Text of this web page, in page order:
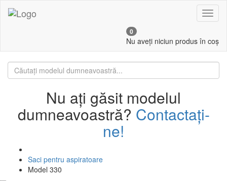
0
Nu aveți niciun produs în coș
Nu ați găsit modelul
dumneavoastră? Contactați-
ne!
Saci pentru aspiratoare
Model 330